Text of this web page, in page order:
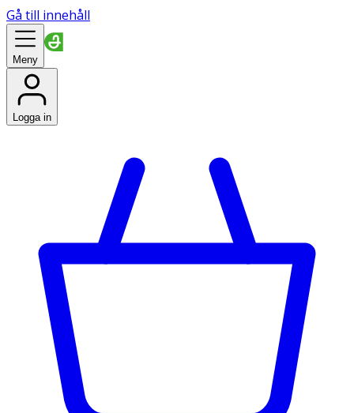
Gå till innehåll
Meny
Logga in